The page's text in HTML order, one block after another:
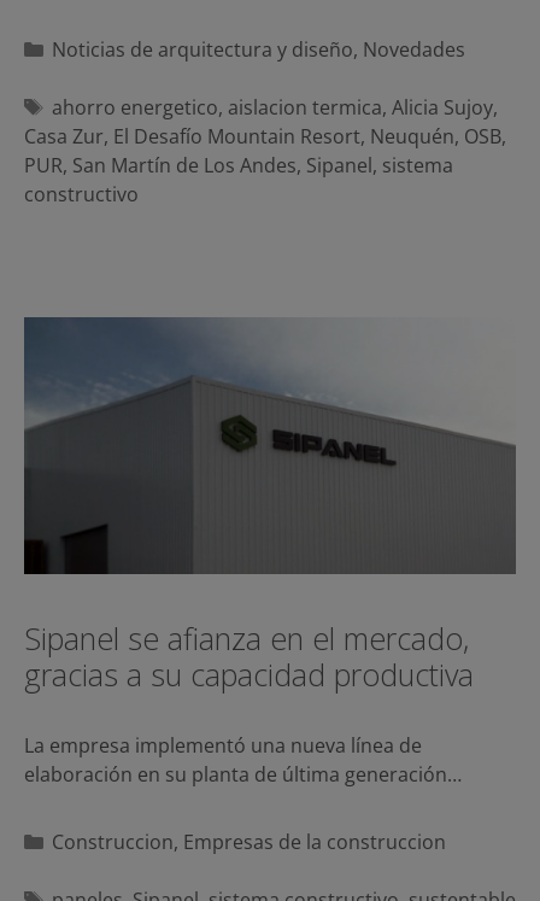
Categorías
Noticias de arquitectura y diseño, Novedades
Etiquetas
ahorro energetico, aislacion termica, Alicia Sujoy,
Casa Zur, El Desafío Mountain Resort, Neuquén, OSB,
PUR, San Martín de Los Andes, Sipanel, sistema
constructivo
Sipanel se afianza en el mercado,
gracias a su capacidad productiva
La empresa implementó una nueva línea de
elaboración en su planta de última generación…
Categorías
Construccion, Empresas de la construccion